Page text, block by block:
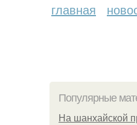
главная
Популярные
На шанхайской